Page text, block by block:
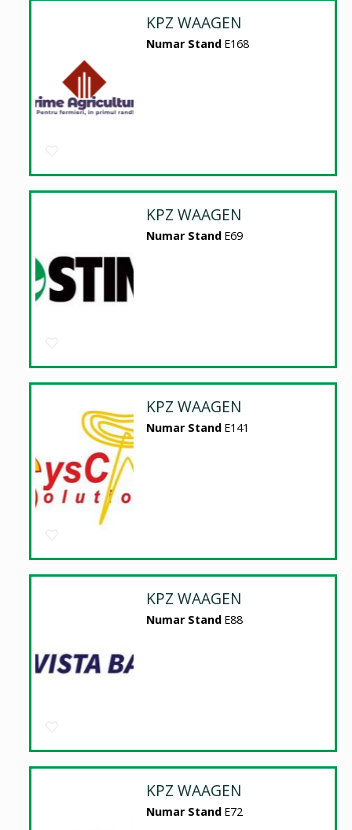
KPZ WAAGEN
Numar Stand E168
KPZ WAAGEN
Numar Stand E69
KPZ WAAGEN
Numar Stand E141
KPZ WAAGEN
Numar Stand E88
KPZ WAAGEN
Numar Stand E72